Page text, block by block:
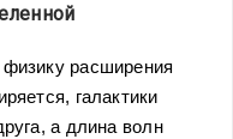
физику расширения
галактики
а длина волн